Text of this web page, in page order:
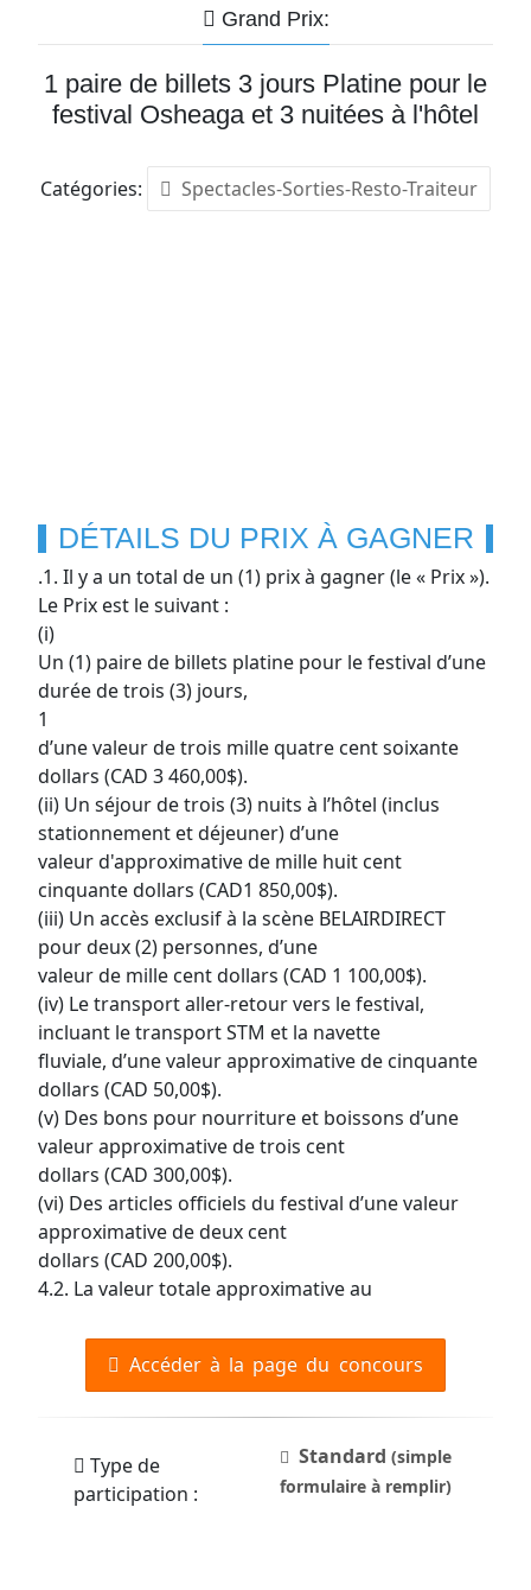
Grand Prix:
1 paire de billets 3 jours Platine pour le
festival Osheaga et 3 nuitées à l'hôtel
Catégories: Spectacles-Sorties-Resto-Traiteur
DÉTAILS DU PRIX À GAGNER
.1. Il y a un total de un (1) prix à gagner (le « Prix »).
Le Prix est le suivant :
(i)
Un (1) paire de billets platine pour le festival d’une
durée de trois (3) jours,
1
d’une valeur de trois mille quatre cent soixante
dollars (CAD 3 460,00$).
(ii) Un séjour de trois (3) nuits à l’hôtel (inclus
stationnement et déjeuner) d’une
valeur d'approximative de mille huit cent
cinquante dollars (CAD1 850,00$).
(iii) Un accès exclusif à la scène BELAIRDIRECT
pour deux (2) personnes, d’une
valeur de mille cent dollars (CAD 1 100,00$).
(iv) Le transport aller-retour vers le festival,
incluant le transport STM et la navette
fluviale, d’une valeur approximative de cinquante
dollars (CAD 50,00$).
(v) Des bons pour nourriture et boissons d’une
valeur approximative de trois cent
dollars (CAD 300,00$).
(vi) Des articles officiels du festival d’une valeur
approximative de deux cent
dollars (CAD 200,00$).
4.2. La valeur totale approximative au
Accéder à la page du concours
Type de
participation :
Standard (simple
formulaire à remplir)